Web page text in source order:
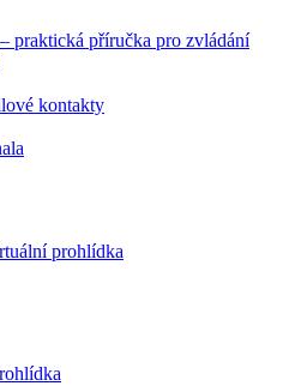
praktická příručka pro zvládání
kontakty
prohlídka